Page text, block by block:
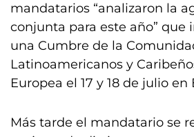
mandatarios “analizaron la
conjunta para este año” que
una Cumbre de la
Latinoamericanos y
Europea el 17 y 18 de julio en
Más tarde el mandatario se